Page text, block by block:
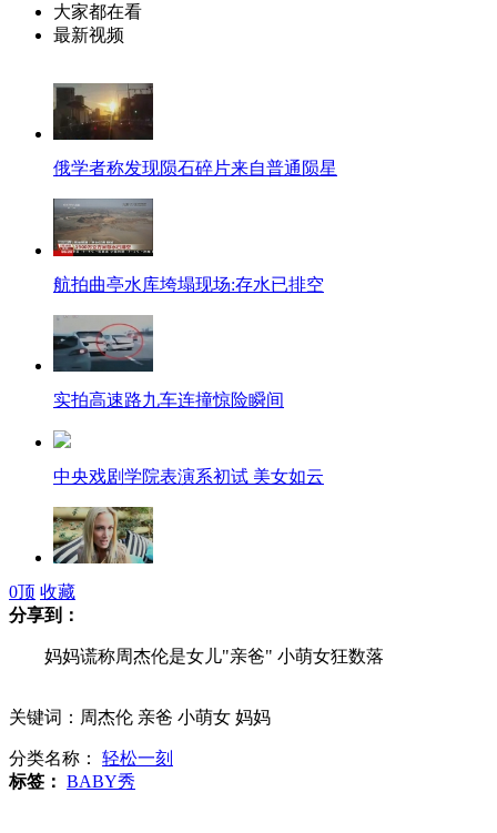
大家都在看
最新视频
俄学者称发现陨石碎片来自普通陨星
航拍曲亭水库垮塌现场:存水已排空
实拍高速路九车连撞惊险瞬间
中央戏剧学院表演系初试 美女如云
“刀锋战士”女友生前参演电视播出
美20岁宅男誓要与充气玩具结婚
妈妈谎称周杰伦是女儿"亲爸" 小萌女狂数落
0顶 收藏
分享到：
妈妈谎称周杰伦是女儿"亲爸" 小萌女狂数落
关键词：周杰伦 亲爸 小萌女 妈妈
分类名称： 轻松一刻
标签： BABY秀